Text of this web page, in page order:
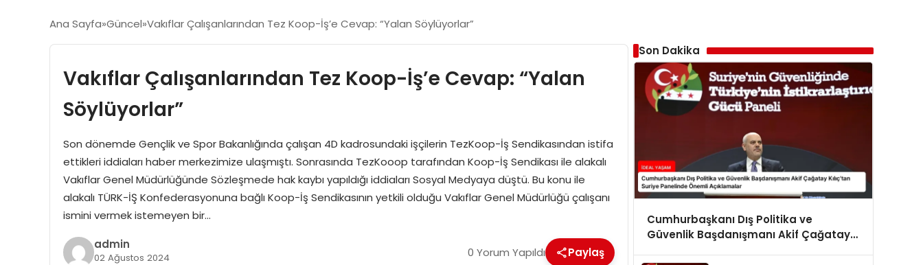
Ana Sayfa Güncel Vakıflar Çalışanlarından Tez Koop-İş’e Cevap: “Yalan Söylüyorlar”
Vakıflar Çalışanlarından Tez Koop-İş’e Cevap: “Yalan
Söylüyorlar”
Son dönemde Gençlik ve Spor Bakanlığında çalışan 4D kadrosundaki işçilerin TezKoop-İş Sendikasından istifa
ettikleri iddiaları haber merkezimize ulaşmıştı. Sonrasında TezKooop tarafından Koop-İş Sendikası ile alakalı
Vakıflar Genel Müdürlüğünde Sözleşmede hak kaybı yapıldığı iddiaları Sosyal Medyaya düştü. Bu konu ile
alakalı TÜRK-İŞ Konfederasyonuna bağlı Koop-İş Sendikasının yetkili olduğu Vakıflar Genel Müdürlüğü çalışanı
ismini vermek istemeyen bir…
admin
02 Ağustos 2024 0 Yorum Yapıldı Paylaş
Son Dakika
Cumhurbaşkanı Dış Politika ve
Güvenlik Başdanışmanı Akif Çağatay